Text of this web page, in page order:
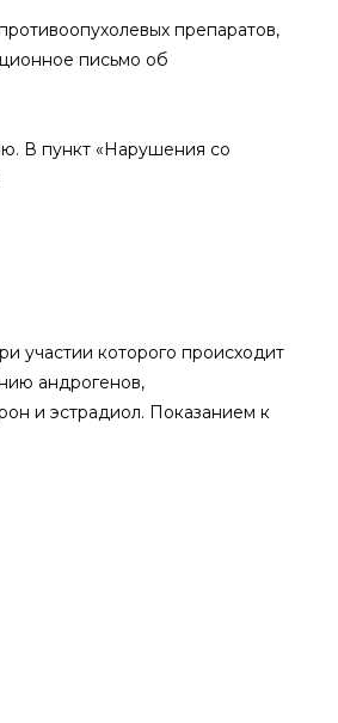
препаратов,
письмо об
В пункт «Нарушения со
участии которого происходит
андрогенов,
и эстрадиол. Показанием к